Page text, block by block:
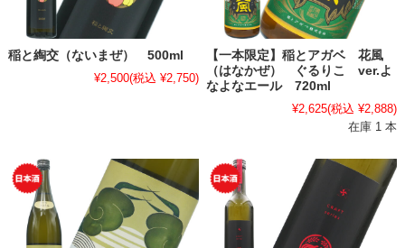
稲と綯交（ないまぜ） 500ml
¥2,500(税込 ¥2,750)
【一本限定】稲とアガベ 花風
（はなかぜ） ぐるりこ ver.よ
なよなエール 720ml
¥2,625(税込 ¥2,888)
在庫 1 本